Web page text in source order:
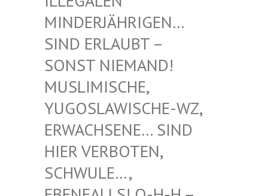
JÄHRIGEN… SIND E
RLAUBT – SONST
NIEMAND! MUSLIM
ISCHE, YUGOSL
AWISCHE-WZ, ERWACH
SENE… SIND HIER V
ERBOTEN, SCHWUL
E…, EBENFA